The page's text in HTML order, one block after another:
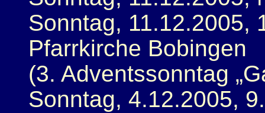
Sonntag, 11.12.2005,
Pfarrkirche Bobingen
(3. Adventssonntag
Sonntag, 4.12.2005,